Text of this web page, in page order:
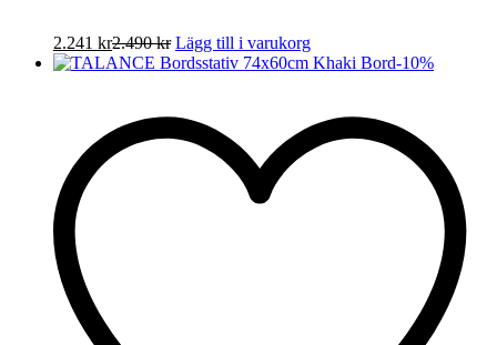
2.241 kr2.490kr Lägg till i varukorg
-10%